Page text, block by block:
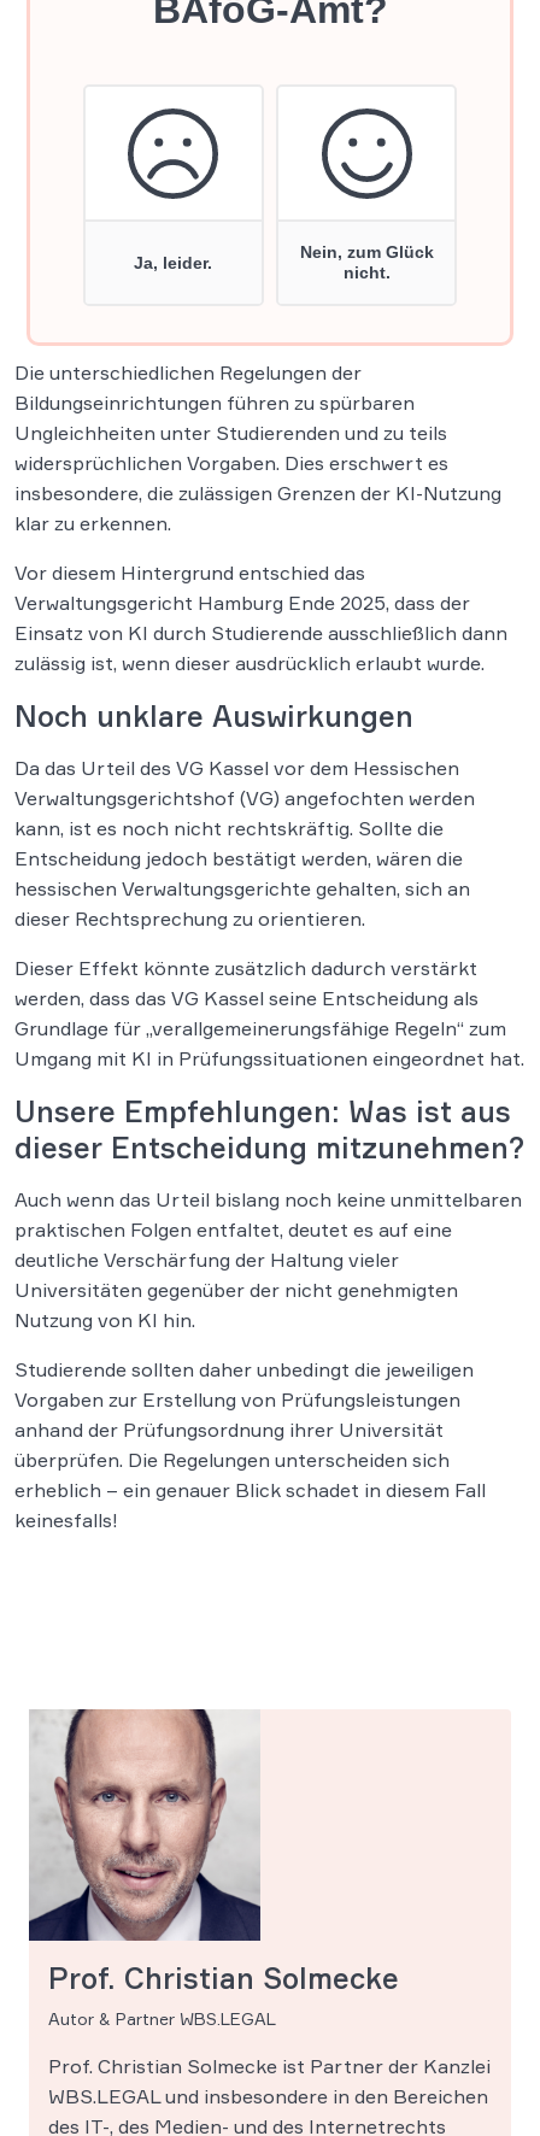
Die unterschiedlichen Regelungen der
Bildungseinrichtungen führen zu spürbaren
Ungleichheiten unter Studierenden und zu teils
widersprüchlichen Vorgaben. Dies erschwert es
insbesondere, die zulässigen Grenzen der KI-Nutzung
klar zu erkennen.
Vor diesem Hintergrund entschied das
Verwaltungsgericht Hamburg Ende 2025, dass der
Einsatz von KI durch Studierende ausschließlich dann
zulässig ist, wenn dieser ausdrücklich erlaubt wurde.
Noch unklare Auswirkungen
Da das Urteil des VG Kassel vor dem Hessischen
Verwaltungsgerichtshof (VG) angefochten werden
kann, ist es noch nicht rechtskräftig. Sollte die
Entscheidung jedoch bestätigt werden, wären die
hessischen Verwaltungsgerichte gehalten, sich an
dieser Rechtsprechung zu orientieren.
Dieser Effekt könnte zusätzlich dadurch verstärkt
werden, dass das VG Kassel seine Entscheidung als
Grundlage für „verallgemeinerungsfähige Regeln“ zum
Umgang mit KI in Prüfungssituationen eingeordnet hat.
Unsere Empfehlungen: Was ist aus
dieser Entscheidung mitzunehmen?
Auch wenn das Urteil bislang noch keine unmittelbaren
praktischen Folgen entfaltet, deutet es auf eine
deutliche Verschärfung der Haltung vieler
Universitäten gegenüber der nicht genehmigten
Nutzung von KI hin.
Studierende sollten daher unbedingt die jeweiligen
Vorgaben zur Erstellung von Prüfungsleistungen
anhand der Prüfungsordnung ihrer Universität
überprüfen. Die Regelungen unterscheiden sich
erheblich – ein genauer Blick schadet in diesem Fall
keinesfalls!
Prof. Christian Solmecke
Autor & Partner WBS.LEGAL
Prof. Christian Solmecke ist Partner der Kanzlei
WBS.LEGAL und insbesondere in den Bereichen
des IT-, des Medien- und des Internetrechts